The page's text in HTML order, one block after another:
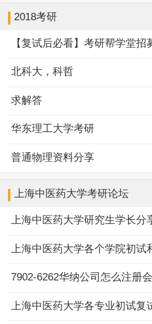
2018考研
【复试后必看】考研帮学堂招
北科大，科哲
求解答
华东理工大学考研
普通物理资料分享
上海中医药大学考研论坛